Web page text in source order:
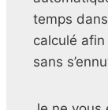
temps
calculé afin
sans